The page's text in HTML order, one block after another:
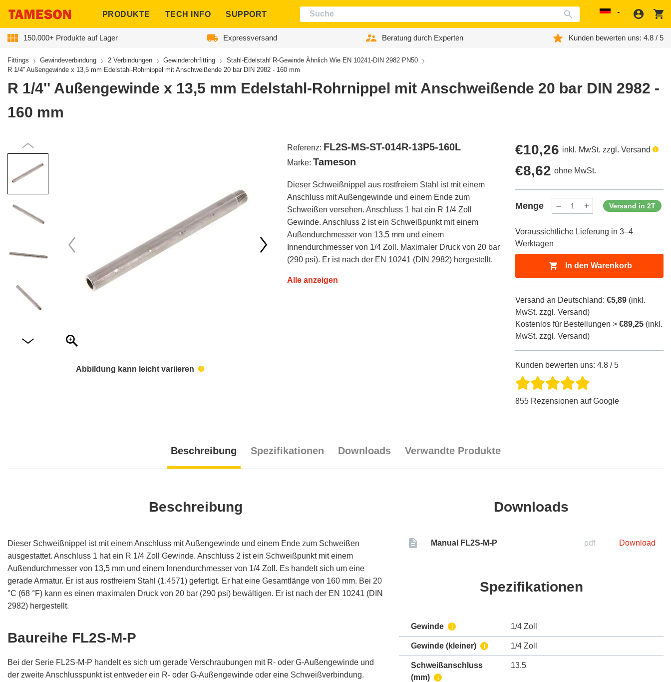
PRODUKTE TECH INFO SUPPORT Localization
150.000+ Produkte auf Lager Expressversand Beratung durch Experten Kunden bewerten uns: 4.8 / 5
Fittings Gewindeverbindung 2 Verbindungen Gewinderohrfitting
Stahl-Edelstahl R-Gewinde Ähnlich Wie EN 10241-DIN 2982 PN50
R 1/4'' Außengewinde x 13,5 mm Edelstahl-Rohrnippel mit Anschweißende 20 bar DIN 2982 - 160 mm
R 1/4'' Außengewinde x 13,5 mm Edelstahl-Rohrnippel mit Anschweißende 20 bar DIN 2982 -
160 mm
Abbildung kann leicht variieren
Referenz: FL2S-MS-ST-014R-13P5-160L
Marke: Tameson
Dieser Schweißnippel aus rostfreiem Stahl ist mit einem
Anschluss mit Außengewinde und einem Ende zum
Schweißen versehen. Anschluss 1 hat ein R 1/4 Zoll
Gewinde. Anschluss 2 ist ein Schweißpunkt mit einem
Außendurchmesser von 13,5 mm und einem
Innendurchmesser von 1/4 Zoll. Maximaler Druck von 20 bar
(290 psi). Er ist nach der EN 10241 (DIN 2982) hergestellt.
Alle anzeigen
Regulärer
Preis
€10,26 inkl. MwSt. zzgl. Versand
Regulärer
Preis
€8,62 ohne MwSt.
Menge
Menge
ProductDrop
Menge
ProductDrop
Versand in 2T
Voraussichtliche Lieferung in 3–4
Werktagen
In den Warenkorb
Versand an Deutschland:€5,89 (inkl.
MwSt. zzgl. Versand)
Kostenlos für Bestellungen >€89,25 (inkl.
MwSt. zzgl. Versand)
Kunden bewerten uns: 4.8 / 5
855 Rezensionen auf Google
Beschreibung Spezifikationen Downloads Verwandte Produkte
Beschreibung
Dieser Schweißnippel ist mit einem Anschluss mit Außengewinde und einem Ende zum Schweißen
ausgestattet. Anschluss 1 hat ein R 1/4 Zoll Gewinde. Anschluss 2 ist ein Schweißpunkt mit einem
Außendurchmesser von 13,5 mm und einem Innendurchmesser von 1/4 Zoll. Es handelt sich um eine
gerade Armatur. Er ist aus rostfreiem Stahl (1.4571) gefertigt. Er hat eine Gesamtlänge von 160 mm. Bei 20
°C (68 °F) kann es einen maximalen Druck von 20 bar (290 psi) bewältigen. Er ist nach der EN 10241 (DIN
2982) hergestellt.
Baureihe FL2S-M-P
Bei der Serie FL2S-M-P handelt es sich um gerade Verschraubungen mit R- oder G-Außengewinde und
der zweite Anschlusspunkt ist entweder ein R- oder G-Außengewinde oder eine Schweißverbindung.
Downloads
Manual FL2S-M-P pdf Download
Spezifikationen
Gewinde i 1/4 Zoll
Gewinde (kleiner) i 1/4 Zoll
Schweißanschluss
(mm)
i
13.5